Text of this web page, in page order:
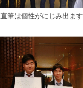
直筆は個性がにじみ出ます